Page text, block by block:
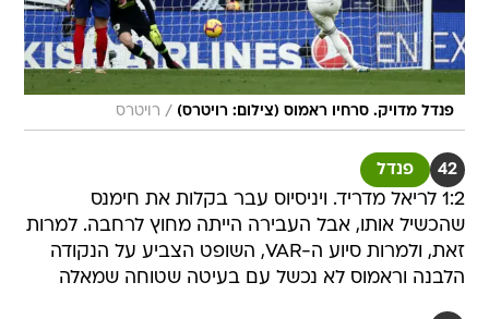
פנדל מדויק. סרחיו ראמוס (צילום: רויטרס) / רויטרס
42 פנדל
1:2 לריאל מדריד. ויניסיוס עבר בקלות את חימנס
שהכשיל אותו, אבל העבירה הייתה מחוץ לרחבה. למרות
זאת, ולמרות סיוע ה-VAR, השופט הצביע על הנקודה
הלבנה וראמוס לא נכשל עם בעיטה שטוחה שמאלה